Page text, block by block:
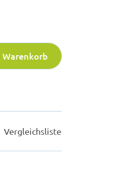
Warenkorb
Vergleichsliste